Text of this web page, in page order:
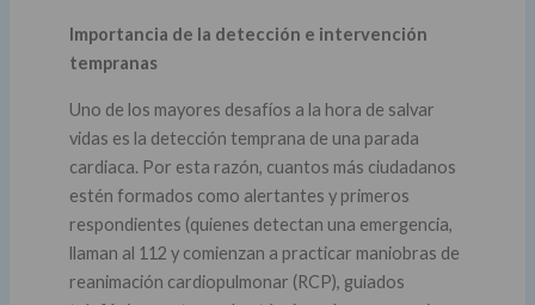
Importancia de la detección e intervención
tempranas
Uno de los mayores desafíos a la hora de salvar
vidas es la detección temprana de una parada
cardiaca. Por esta razón, cuantos más ciudadanos
estén formados como alertantes y primeros
respondientes (quienes detectan una emergencia,
llaman al 112 y comienzan a practicar maniobras de
reanimación cardiopulmonar (RCP), guiados